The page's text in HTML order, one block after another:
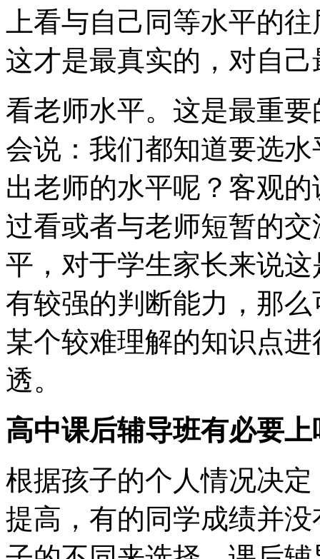
上看与自己同等水平的
这才是最真实的，对自
看老师水平。这是最重
会说：我们都知道要选
出老师的水平呢？客观
过看或者与老师短暂的
平，对于学生家长来说
有较强的判断能力，那
某个较难理解的知识点
透。
高中课后辅导班有必要上
根据孩子的个人情况决
提高，有的同学成绩并